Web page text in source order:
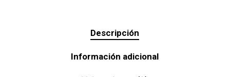
Descripción
Información adicional